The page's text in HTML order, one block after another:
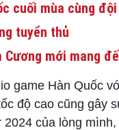
cuối mùa cùng
tuyển thủ
Cương mới mang
game Hàn Quốc
độ cao cũng
2024 của lòng